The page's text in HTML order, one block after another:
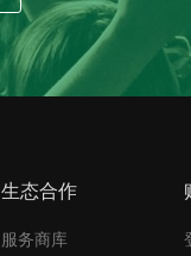
生态合作
服务商库